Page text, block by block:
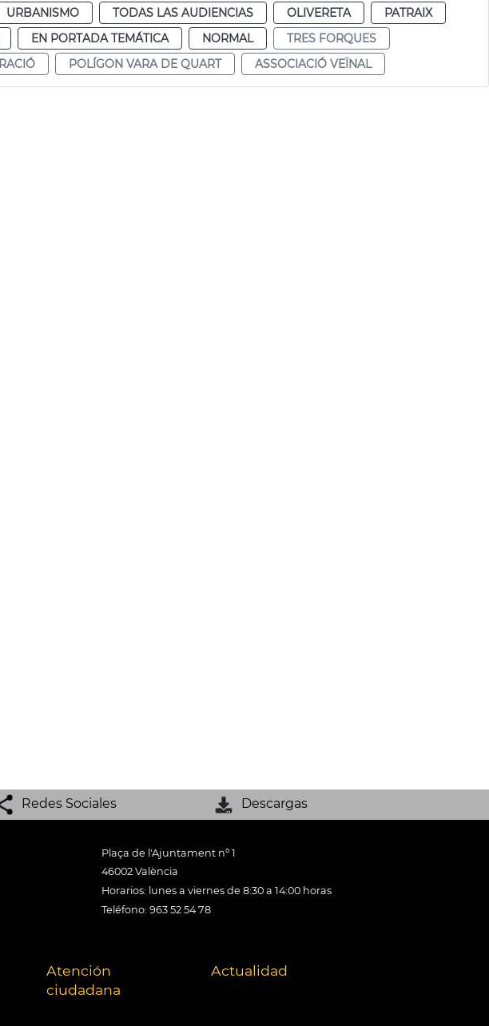
URBANISMO TODAS LAS AUDIENCIAS OLIVERETA
PATRAIX
EN PORTADA TEMÁTICA NORMAL
TRES FORQUES
POLÍGON VARA DE QUART ASSOCIACIÓ VEÏNAL
Redes Sociales Descargas
Plaça de l'Ajuntament nº 1
46002 València
Horarios: lunes a viernes de 8:30 a 14:00 horas
Teléfono: 963 52 54 78
Atención
ciudadana
Actualidad